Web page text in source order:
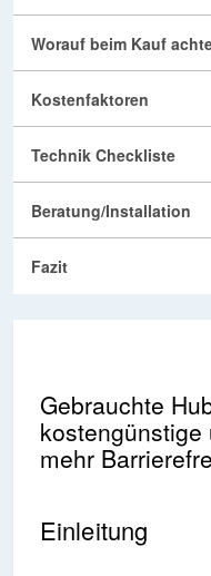
Worauf beim Kauf
Kostenfaktoren
Technik Checkliste
Beratung/Installation
Fazit
Gebrauchte
mehr
Einleitung